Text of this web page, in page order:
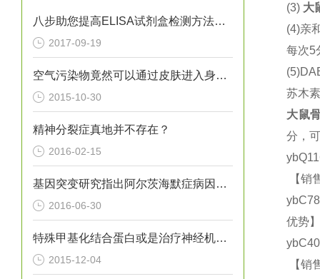
八步助您提高ELISA试剂盒检测方法灵敏度
2017-09-19
空气污染物竟然可以通过皮肤进入身体？！
2015-10-30
精神分裂症真地并不存在？
2016-02-15
基因突变研究指出阿尔茨海默症病因新方向
2016-06-30
特殊甲基化结合蛋白或是治疗神经机能障碍的关键
2015-12-04
(3) 大
(4)亲
每次5
苏木
大鼠
分，
【销
优势
【销